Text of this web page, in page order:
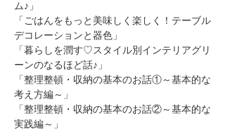
ム♪」
「ごはんをもっと美味しく楽しく！テーブル
デコレーションと器色」
「暮らしを潤す♡スタイル別インテリアグリ
ーンのなるほど話♪」
「整理整頓・収納の基本のお話①～基本的な
考え方編～」
「整理整頓・収納の基本のお話②～基本的な
実践編～」